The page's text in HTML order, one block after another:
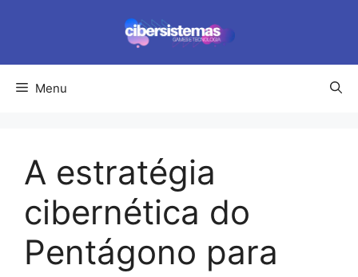
conteúdo
Menu
A estratégia
cibernética do
Pentágono para